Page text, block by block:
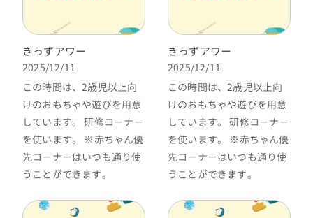
きっずアワー
2025/12/11
この時間は、2歳児以上向
けのおもちゃや遊びを用意
しています。 研修コーナー
を使います。 ※赤ちゃん優
先コーナーはいつも通り使
うことができます。
きっずアワー
2025/12/11
この時間は、2歳児以上向
けのおもちゃや遊びを用意
しています。 研修コーナー
を使います。 ※赤ちゃん優
先コーナーはいつも通り使
うことができます。